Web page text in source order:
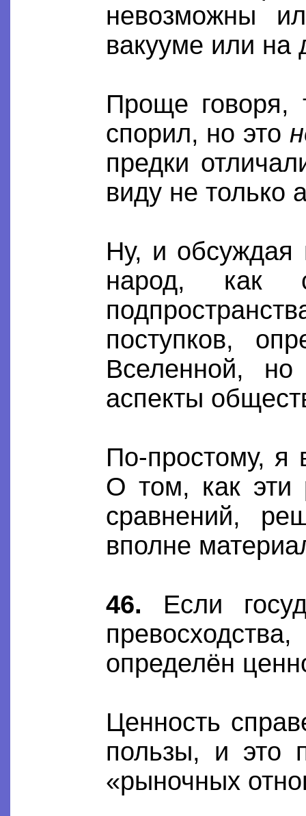
невозможны
вакууме или на
Проще говоря,
спорил, но это
предки
виду не только
Ну, и обсуждая
народ, как
поступков,
Вселенной,
аспекты
По-простому, я
О том, как эти
сравнений,
вполне
46. Если
определён
Ценность
пользы, и это
«рыночных